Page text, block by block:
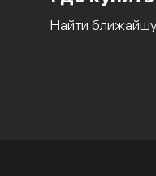
Найти